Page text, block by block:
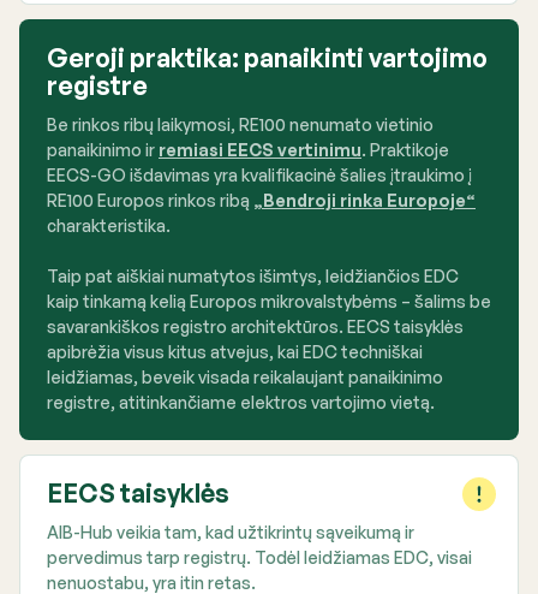
Geroji praktika: panaikinti vartojimo
registre
Be rinkos ribų laikymosi, RE100 nenumato vietinio
panaikinimo ir remiasi EECS vertinimu. Praktikoje
EECS-GO išdavimas yra kvalifikacinė šalies įtraukimo į
RE100 Europos rinkos ribą „Bendroji rinka Europoje“
charakteristika.
Taip pat aiškiai numatytos išimtys, leidžiančios EDC
kaip tinkamą kelią Europos mikrovalstybėms – šalims be
savarankiškos registro architektūros. EECS taisyklės
apibrėžia visus kitus atvejus, kai EDC techniškai
leidžiamas, beveik visada reikalaujant panaikinimo
registre, atitinkančiame elektros vartojimo vietą.
EECS taisyklės
AIB-Hub veikia tam, kad užtikrintų sąveikumą ir
pervedimus tarp registrų. Todėl leidžiamas EDC, visai
nenuostabu, yra itin retas.